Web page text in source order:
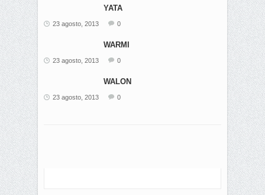
YATA
23 agosto, 2013 0
WARMI
23 agosto, 2013 0
WALON
23 agosto, 2013 0